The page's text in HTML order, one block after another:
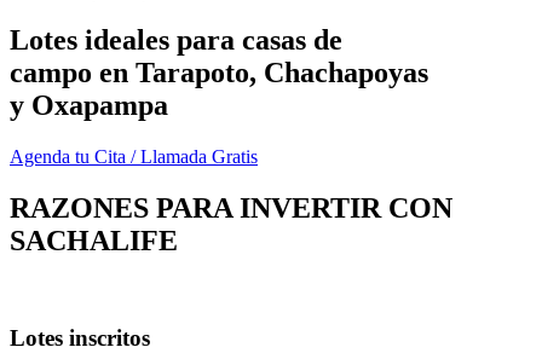
Lotes ideales para casas de
campo en Tarapoto, Chachapoyas
y Oxapampa
Agenda tu Cita / Llamada Gratis
RAZONES PARA INVERTIR CON
SACHALIFE
Lotes inscritos